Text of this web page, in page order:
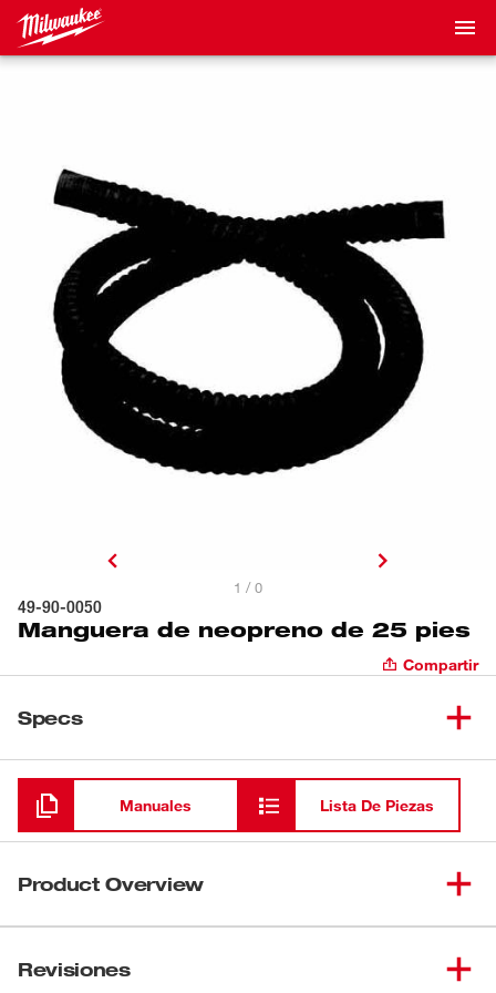
1 / 0
49-90-0050
Manguera de neopreno de 25 pies
Compartir
Specs
Cargando
Manuales Lista De Piezas
Product Overview
metálico y resistente al aceite de 25 pies y 1-
Revisiones